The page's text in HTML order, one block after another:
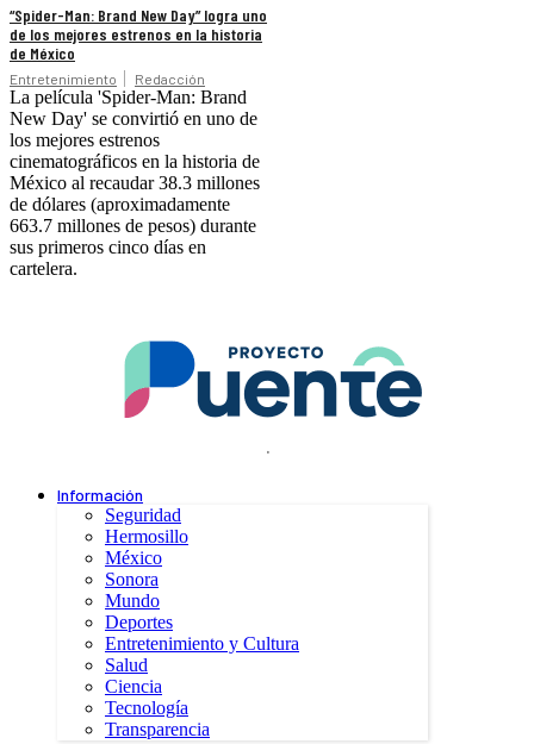
“Spider-Man: Brand New Day” logra uno
de los mejores estrenos en la historia
de México
Entretenimiento Redacción
La película 'Spider-Man: Brand
New Day' se convirtió en uno de
los mejores estrenos
cinematográficos en la historia de
México al recaudar 38.3 millones
de dólares (aproximadamente
663.7 millones de pesos) durante
sus primeros cinco días en
cartelera.
.
Información
Seguridad
Hermosillo
México
Sonora
Mundo
Deportes
Entretenimiento y Cultura
Salud
Ciencia
Tecnología
Transparencia